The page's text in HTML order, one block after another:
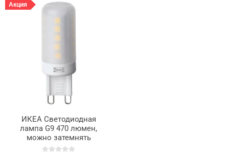
Акция
ИКЕА Светодиодная
лампа G9 470 люмен,
можно затемнять
опаловую белизну